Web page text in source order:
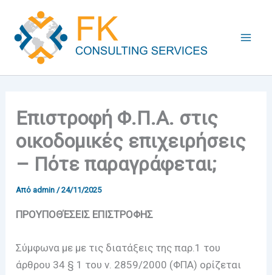
Μετάβαση
περιεχόμενο
Επιστροφή Φ.Π.Α. στις
οικοδομικές επιχειρήσεις
– Πότε παραγράφεται;
Από admin/24/11/2025
ΠΡΟΥΠΟΘΈΣΕΙΣ ΕΠΙΣΤΡΟΦΗΣ
Σύμφωνα με με τις διατάξεις της παρ.1 του
άρθρου 34 § 1 του ν. 2859/2000 (ΦΠΑ) ορίζεται